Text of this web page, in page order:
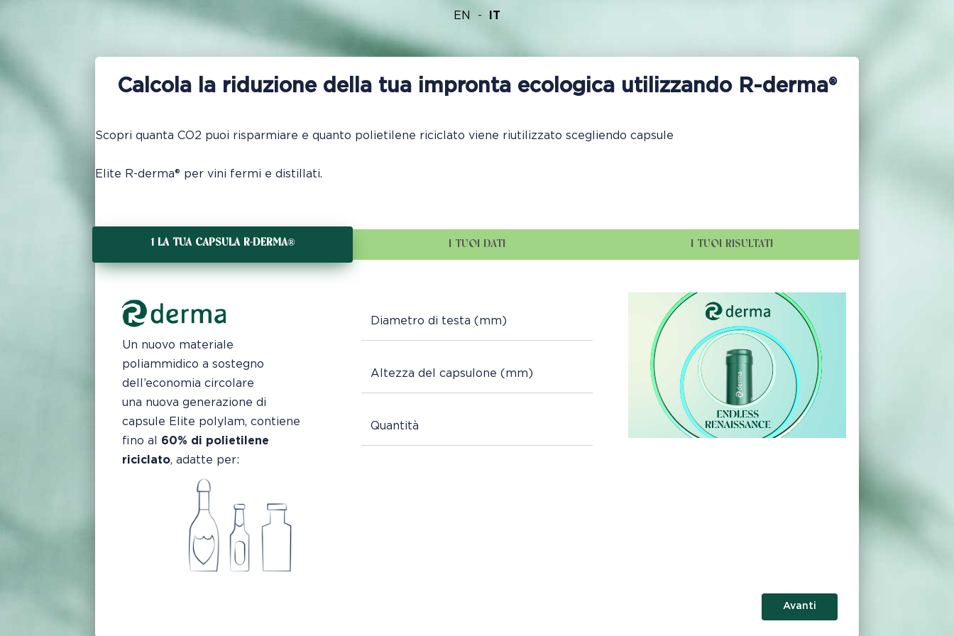
EN IT
Calcola la riduzione della tua impronta ecologica utilizzando R-derma®
Scopri quanta CO2 puoi risparmiare e quanto polietilene riciclato viene riutilizzato scegliendo capsule
Elite R-derma® per vini fermi e distillati.
1 LA TUA CAPSULA R-DERMA® I TUOI DATI I TUOI RISULTATI
Un nuovo materiale
poliammidico a sostegno
dell’economia circolare
una nuova generazione di
capsule Elite polylam, contiene
fino al 60% di polietilene
riciclato, adatte per:
Diametro di testa (mm)
Altezza del capsulone (mm)
Quantità